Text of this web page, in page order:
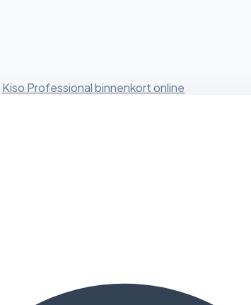
Kiso Professional binnenkort online